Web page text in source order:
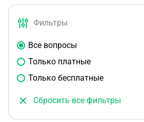
Фильтры
Все вопросы
Только платные
Только бесплатные
Сбросить все фильтры